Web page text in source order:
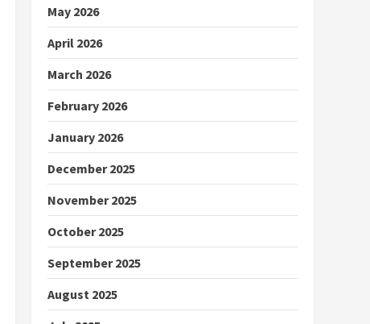
May 2026
April 2026
March 2026
February 2026
January 2026
December 2025
November 2025
October 2025
September 2025
August 2025